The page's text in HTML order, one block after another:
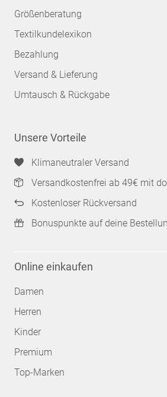
Größenberatung
Textilkundelexikon
Bezahlung
Versand & Lieferung
Umtausch & Rückgabe
Unsere Vorteile
Klimaneutraler Versand
Versandkostenfrei ab 49€ mit
Kostenloser Rückversand
Bonuspunkte auf deine
Online einkaufen
Damen
Herren
Kinder
Premium
Top-Marken